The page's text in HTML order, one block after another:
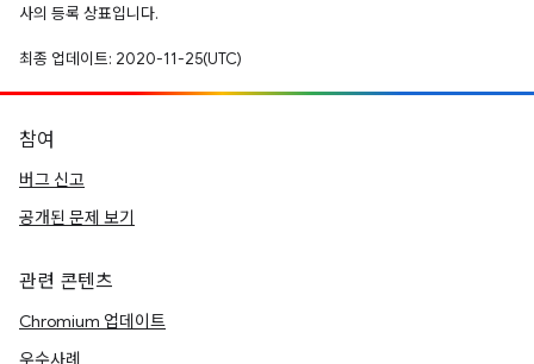
사의 등록 상표입니다.
최종 업데이트: 2020-11-25(UTC)
참여
버그 신고
공개된 문제 보기
관련 콘텐츠
Chromium 업데이트
우수사례